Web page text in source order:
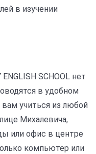
в изучении
SCHOOL нет
в удобном
учиться из любой
Михалевича,
или офис в центре
компьютер или